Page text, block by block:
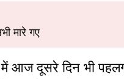
मारे गए
आज दूसरे दिन भी